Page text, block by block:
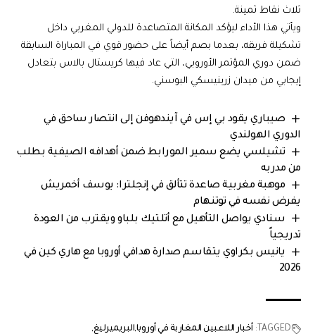
ثلاث نقاط ثمينة.
ويأتي هذا الأداء ليؤكد المكانة المتصاعدة للدولي المغربي داخل
تشكيلة فريقه، بعدما بصم أيضاً على حضور قوي في المباراة السابقة
ضمن دوري المؤتمر الأوروبي، التي عاد فيها كريستال بالاس بتعادل
إيجابي من ميدان زرينيسكي البوسني.
صيباري يقود بي إس في آيندهوفن إلى انتصار ساحق في
الدوري الهولندي
تشيلسي يضع سمير المورابط ضمن أهدافه الصيفية بطلب
من مدربه
موهبة مغربية صاعدة تتألق في إنجلترا: يوسف أخمريش
يفرض نفسه في توتنهام
سنادي يواصل التأهيل مع أتلتيك بلباو ويقترب من العودة
تدريجياً
يانيس بكراوي يتقاسم صدارة هدافي أوروبا مع هاري كين في
2026
TAGGED: أخبار اللاعبين المغاربة في أوروباالبريميرليغ